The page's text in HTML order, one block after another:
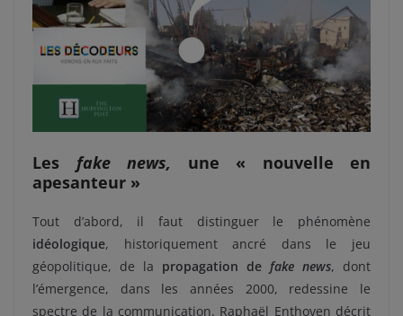
Les fake news, une « nouvelle en
apesanteur »
Tout d’abord, il faut distinguer le phénomène
idéologique, historiquement ancré dans le jeu
géopolitique, de la propagation de fake news, dont
l’émergence, dans les années 2000, redessine le
spectre de la communication. Raphaël Enthoven décrit